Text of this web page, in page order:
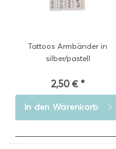
Tattoos Armbänder in
silber/pastell
2,50 € *
In den Warenkorb